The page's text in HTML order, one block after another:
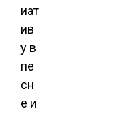
иат
ив
у в
пе
сн
е и